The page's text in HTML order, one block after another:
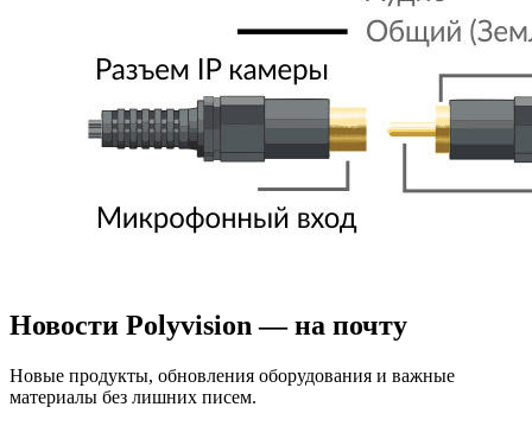
Новости Polyvision — на почту
Новые продукты, обновления оборудования и важные
материалы без лишних писем.